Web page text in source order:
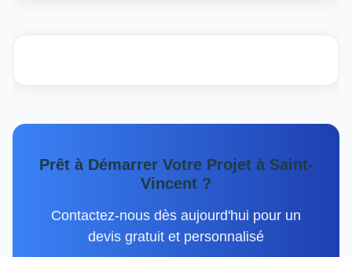
Prêt à Démarrer Votre Projet à Saint-
Vincent ?
Contactez-nous dès aujourd'hui pour un
devis gratuit et personnalisé